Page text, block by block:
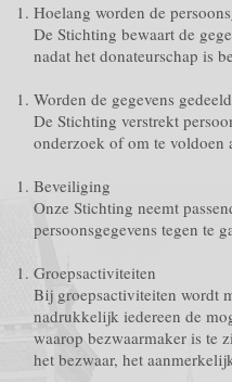
Hoelang worden de
De Stichting bewaart de
nadat het donateurschap is
Worden de gegevens
De Stichting verstrekt
onderzoek of om te voldoen
Beveiliging
Onze Stichting neemt
persoonsgegevens tegen te
Groepsactiviteiten
Bij groepsactiviteiten wordt
nadrukkelijk iedereen de
waarop bezwaarmaker is te
het bezwaar, het